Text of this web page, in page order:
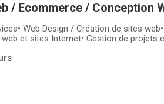
/ Ecommerce / Conception
Services
Web Design / Création de sites
et sites Internet• Gestion de projets